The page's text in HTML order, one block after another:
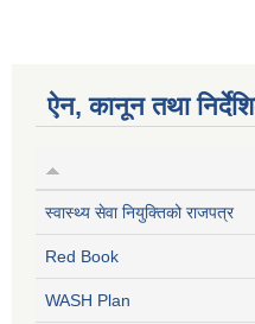
ऐन, कानून तथा
स्वास्थ्य सेवा नियुक्तिको राजपत्र
Red Book
WASH Plan